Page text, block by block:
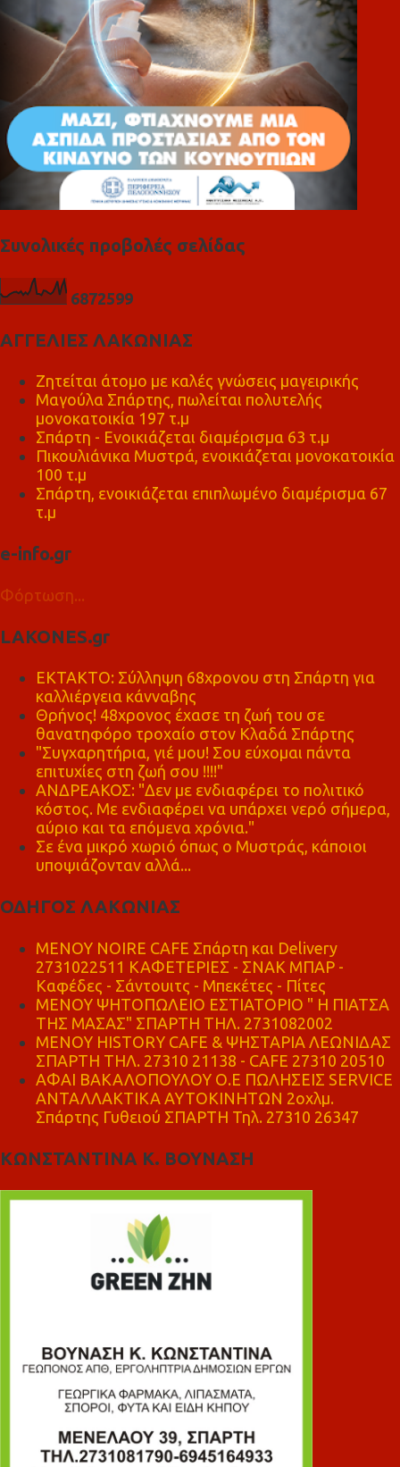
Συνολικές προβολές σελίδας
6872599
ΑΓΓΕΛΙΕΣ ΛΑΚΩΝΙΑΣ
Ζητείται άτομο με καλές γνώσεις μαγειρικής
Μαγούλα Σπάρτης, πωλείται πολυτελής
μονοκατοικία 197 τ.μ
Σπάρτη - Ενοικιάζεται διαμέρισμα 63 τ.μ
Πικουλιάνικα Μυστρά, ενοικιάζεται μονοκατοικία
100 τ.μ
Σπάρτη, ενοικιάζεται επιπλωμένο διαμέρισμα 67
τ.μ
e-info.gr
Φόρτωση...
LAKONES.gr
ΕΚΤΑΚΤΟ: Σύλληψη 68χρονου στη Σπάρτη για
καλλιέργεια κάνναβης
Θρήνος! 48χρονος έχασε τη ζωή του σε
θανατηφόρο τροχαίο στον Κλαδά Σπάρτης
"Συγχαρητήρια, γιέ μου! Σου εύχομαι πάντα
επιτυχίες στη ζωή σου !!!!"
ΑΝΔΡΕΑΚΟΣ: "Δεν με ενδιαφέρει το πολιτικό
κόστος. Με ενδιαφέρει να υπάρχει νερό σήμερα,
αύριο και τα επόμενα χρόνια."
Σε ένα μικρό χωριό όπως ο Μυστράς, κάποιοι
υποψιάζονταν αλλά...
ΟΔΗΓΟΣ ΛΑΚΩΝΙΑΣ
MENOY NOIRE CAFE Σπάρτη και Delivery
2731022511 ΚΑΦΕΤΕΡΙΕΣ - ΣΝΑΚ ΜΠΑΡ -
Καφέδες - Σάντουιτς - Μπεκέτες - Πίτες
ΜΕΝΟΥ ΨΗΤΟΠΩΛΕΙΟ ΕΣΤΙΑΤΟΡΙΟ " Η ΠΙΑΤΣΑ
ΤΗΣ ΜΑΣΑΣ" ΣΠΑΡΤΗ ΤΗΛ. 2731082002
ΜΕΝΟΥ HISTORY CAFE & ΨΗΣΤΑΡΙΑ ΛΕΩΝΙΔΑΣ
ΣΠΑΡΤΗ ΤΗΛ. 27310 21138 - CAFE 27310 20510
ΑΦΑΙ ΒΑΚΑΛΟΠΟΥΛΟΥ Ο.Ε ΠΩΛΗΣΕΙΣ SERVICE
ΑΝΤΑΛΛΑΚΤΙΚΑ ΑΥΤΟΚΙΝΗΤΩΝ 2οχλμ.
Σπάρτης Γυθειού ΣΠΑΡΤΗ Τηλ. 27310 26347
ΚΩΝΣΤΑΝΤΙΝΑ Κ. ΒΟΥΝΑΣΗ